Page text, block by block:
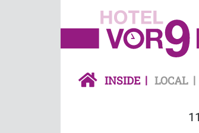
INSIDE LOCAL